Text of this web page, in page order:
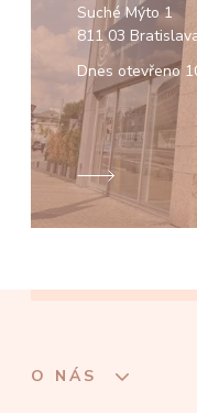
Suché Mýto 1
811 03
Dnes otevřeno
O NÁS